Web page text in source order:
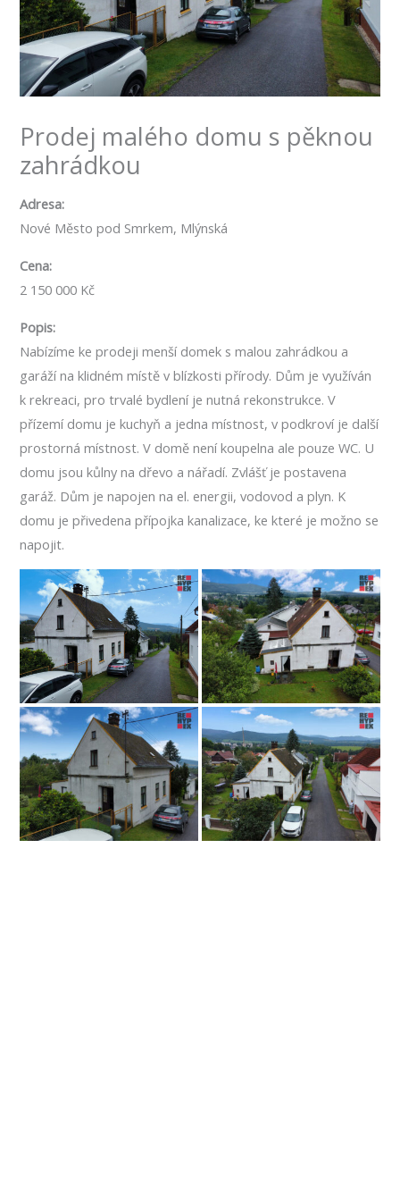
Prodej malého domu s pěknou
zahrádkou
Adresa:
Nové Město pod Smrkem, Mlýnská
Cena:
2 150 000 Kč
Popis:
Nabízíme ke prodeji menší domek s malou zahrádkou a
garáží na klidném místě v blízkosti přírody. Dům je využíván
k rekreaci, pro trvalé bydlení je nutná rekonstrukce. V
přízemí domu je kuchyň a jedna místnost, v podkroví je další
prostorná místnost. V domě není koupelna ale pouze WC. U
domu jsou kůlny na dřevo a nářadí. Zvlášť je postavena
garáž. Dům je napojen na el. energii, vodovod a plyn. K
domu je přivedena přípojka kanalizace, ke které je možno se
napojit.